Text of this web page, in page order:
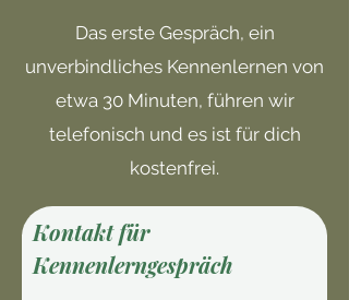
Das erste Gespräch, ein
unverbindliches Kennenlernen von
etwa 30 Minuten, führen wir
telefonisch und es ist für dich
kostenfrei.
Kontakt für
Kennenlerngespräch